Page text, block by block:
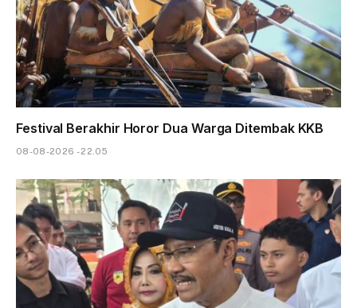
Festival Berakhir Horor Dua Warga Ditembak KKB
08-08-2026 - 22.05